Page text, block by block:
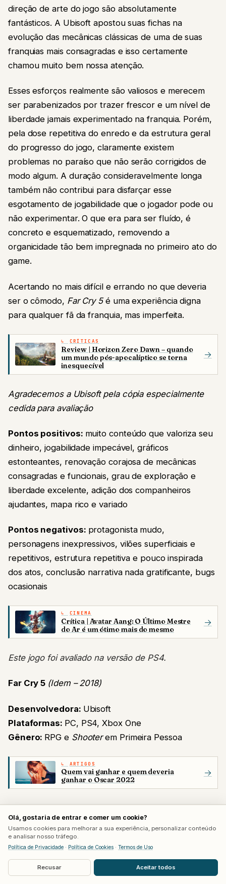
direção de arte do jogo são absolutamente
fantásticos. A Ubisoft apostou suas fichas na
evolução das mecânicas clássicas de uma de suas
franquias mais consagradas e isso certamente
chamou muito bem nossa atenção.
Esses esforços realmente são valiosos e merecem
ser parabenizados por trazer frescor e um nível de
liberdade jamais experimentado na franquia. Porém,
pela dose repetitiva do enredo e da estrutura geral
do progresso do jogo, claramente existem
problemas no paraíso que não serão corrigidos de
modo algum. A duração consideravelmente longa
também não contribui para disfarçar esse
esgotamento de jogabilidade que o jogador pode ou
não experimentar. O que era para ser fluído, é
concreto e esquematizado, removendo a
organicidade tão bem impregnada no primeiro ato do
game.
Acertando no mais difícil e errando no que deveria
ser o cômodo, Far Cry 5é uma experiência digna
para qualquer fã da franquia, mas imperfeita.
CRÍTICAS
Review | Horizon Zero Dawn – quando
um mundo pós-apocalíptico se torna
inesquecível
→
Agradecemos a Ubisoft pela cópia especialmente
cedida para avaliação
Pontos positivos: muito conteúdo que valoriza seu
dinheiro, jogabilidade impecável, gráficos
estonteantes, renovação corajosa de mecânicas
consagradas e funcionais, grau de exploração e
liberdade excelente, adição dos companheiros
ajudantes, mapa rico e variado
Pontos negativos: protagonista mudo,
personagens inexpressivos, vilões superficiais e
repetitivos, estrutura repetitiva e pouco inspirada
dos atos, conclusão narrativa nada gratificante, bugs
ocasionais
CINEMA
Crítica | Avatar Aang: O Último Mestre
do Ar é um ótimo mais do mesmo
→
Este jogo foi avaliado na versão de PS4.
Far Cry 5 (Idem – 2018)
Desenvolvedora: Ubisoft
Plataformas: PC, PS4, Xbox One
Gênero: RPG e Shooterem Primeira Pessoa
ARTIGOS
Quem vai ganhar e quem deveria
ganhar o Oscar 2022
→
Olá, gostaria de entrar e comer um cookie?
Usamos cookies para melhorar a sua experiência, personalizar conteúdo
e analisar nosso tráfego.
Política de Privacidade · Política de Cookies · Termos de Uso
Recusar Aceitar todos